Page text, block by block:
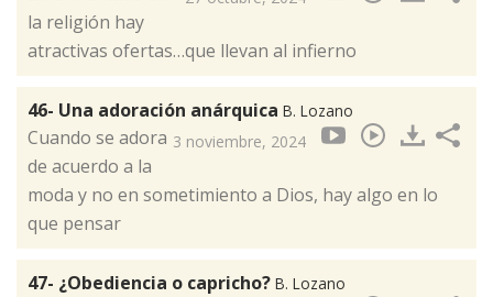
la religión hay
atractivas ofertas…que llevan al infierno
46- Una adoración anárquica B. Lozano
3 noviembre, 2024
Cuando se adora
de acuerdo a la
moda y no en sometimiento a Dios, hay algo en lo
que pensar
47- ¿Obediencia o capricho? B. Lozano